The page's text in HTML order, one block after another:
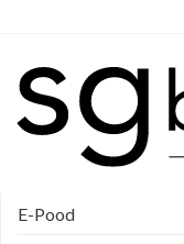
E-Pood